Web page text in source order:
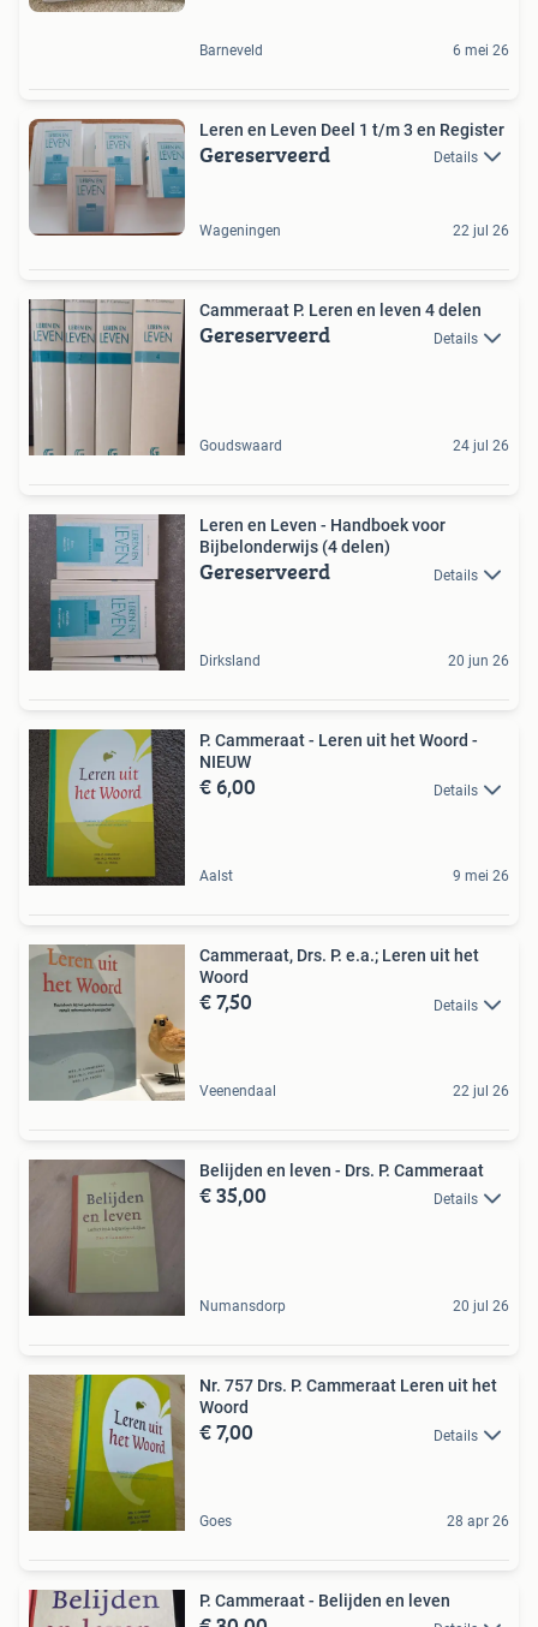
Barneveld 6 mei 26
Leren en Leven Deel 1 t/m 3 en Register
Gereserveerd Details
Wageningen 22 jul 26
Cammeraat P. Leren en leven 4 delen
Gereserveerd Details
Goudswaard 24 jul 26
Leren en Leven - Handboek voor
Bijbelonderwijs (4 delen)
Gereserveerd Details
Dirksland 20 jun 26
P. Cammeraat - Leren uit het Woord -
NIEUW
€ 6,00 Details
Aalst 9 mei 26
Cammeraat, Drs. P. e.a.; Leren uit het
Woord
€ 7,50 Details
Veenendaal 22 jul 26
Belijden en leven - Drs. P. Cammeraat
€ 35,00 Details
Numansdorp 20 jul 26
Nr. 757 Drs. P. Cammeraat Leren uit het
Woord
€ 7,00 Details
Goes 28 apr 26
P. Cammeraat - Belijden en leven